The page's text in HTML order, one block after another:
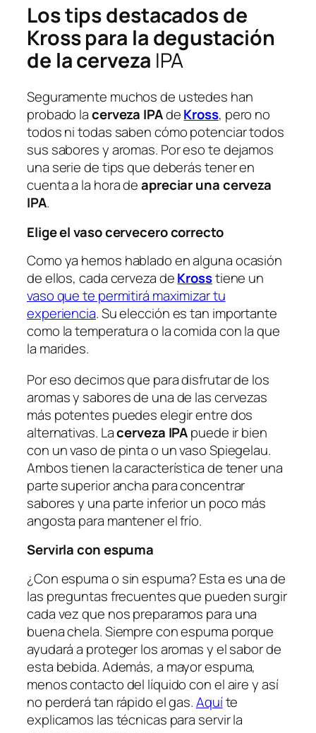
Los tips destacados de
Kross para la degustación
de la cerveza IPA
Seguramente muchos de ustedes han
probado lacerveza IPAdeKross, pero no
todos ni todas saben cómo potenciar todos
sus sabores y aromas. Por eso te dejamos
una serie de tips que deberás tener en
cuenta a la hora deapreciar una cerveza
IPA.
Elige el vaso cervecero correcto
Como ya hemos hablado en alguna ocasión
de ellos, cada cerveza deKrosstiene un
vaso que te permitirá maximizar tu
experiencia. Su elección es tan importante
como la temperatura o la comida con la que
la marides.
Por eso decimos que para disfrutar de los
aromas y sabores de una de las cervezas
más potentes puedes elegir entre dos
alternativas. Lacerveza IPApuede ir bien
con un vaso de pinta o un vaso Spiegelau.
Ambos tienen la característica de tener una
parte superior ancha para concentrar
sabores y una parte inferior un poco más
angosta para mantener el frío.
Servirla con espuma
¿Con espuma o sin espuma? Esta es una de
las preguntas frecuentes que pueden surgir
cada vez que nos preparamos para una
buena chela. Siempre con espuma porque
ayudará a proteger los aromas y el sabor de
esta bebida. Además, a mayor espuma,
menos contacto del líquido con el aire y así
no perderá tan rápido el gas.Aquíte
explicamos las técnicas para servir la